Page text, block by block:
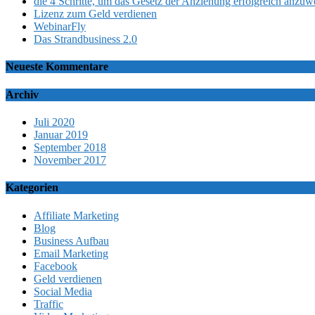
Lizenz zum Geld verdienen
WebinarFly
Das Strandbusiness 2.0
Neueste Kommentare
Archiv
Juli 2020
Januar 2019
September 2018
November 2017
Kategorien
Affiliate Marketing
Blog
Business Aufbau
Email Marketing
Facebook
Geld verdienen
Social Media
Traffic